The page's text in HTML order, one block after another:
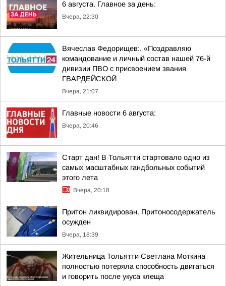
6 августа. Главное за день:
Вчера, 22:30
Вячеслав Федорищев:. «Поздравляю
командование и личный состав нашей 76-й
дивизии ПВО с присвоением звания
ГВАРДЕЙСКОЙ
Вчера, 21:07
Главные новости 6 августа:
Вчера, 20:46
Старт дан! В Тольятти стартовало одно из
самых масштабных гандбольных событий
этого лета
Вчера, 20:18
Притон ликвидирован. Притоносодержатель
осужден
Вчера, 18:39
Жительница Тольятти Светлана Моткина
полностью потеряла способность двигаться
и говорить после укуса клеща